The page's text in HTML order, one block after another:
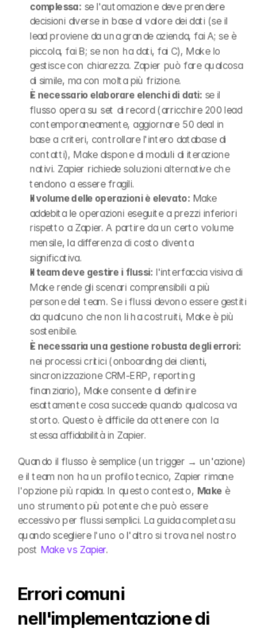
complessa: se l'automazione deve prendere
decisioni diverse in base al valore dei dati (se il
lead proviene da una grande azienda, fai A; se è
piccola, fai B; se non ha dati, fai C), Make lo
gestisce con chiarezza. Zapier può fare qualcosa
di simile, ma con molta più frizione.
È necessario elaborare elenchi di dati: se il
flusso opera su set di record (arricchire 200 lead
contemporaneamente, aggiornare 50 deal in
base a criteri, controllare l'intero database di
contatti), Make dispone di moduli di iterazione
nativi. Zapier richiede soluzioni alternative che
tendono a essere fragili.
Il volume delle operazioni è elevato: Make
addebita le operazioni eseguite a prezzi inferiori
rispetto a Zapier. A partire da un certo volume
mensile, la differenza di costo diventa
significativa.
Il team deve gestire i flussi: l'interfaccia visiva di
Make rende gli scenari comprensibili a più
persone del team. Se i flussi devono essere gestiti
da qualcuno che non li ha costruiti, Make è più
sostenibile.
È necessaria una gestione robusta degli errori:
nei processi critici (onboarding dei clienti,
sincronizzazione CRM-ERP, reporting
finanziario), Make consente di definire
esattamente cosa succede quando qualcosa va
storto. Questo è difficile da ottenere con la
stessa affidabilità in Zapier.
Quando il flusso è semplice (un trigger → un'azione)
e il team non ha un profilo tecnico, Zapier rimane
l'opzione più rapida. In questo contesto, Make è
uno strumento più potente che può essere
eccessivo per flussi semplici. La guida completa su
quando scegliere l'uno o l'altro si trova nel nostro
post Make vs Zapier.
Errori comuni
nell'implementazione di